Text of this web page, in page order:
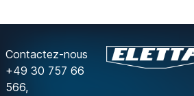
Contactez-nous
+49 30 757 66
566,